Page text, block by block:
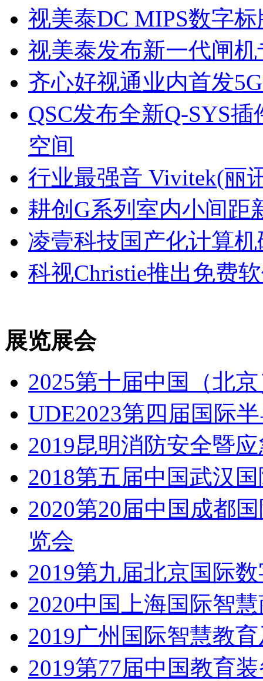
视美泰DC MIPS数字
视美泰发布新一代闸
齐心好视通业内首发
QSC发布全新Q-SYS
空间
行业最强音 Vivitek(丽
耕创G系列室内小间距
凌壹科技国产化计算
科视Christie推出免费
展览展会
2025第十届中国（北
UDE2023第四届国际
2019昆明消防安全暨
2018第五届中国武汉
2020第20届中国成都
览会
2019第九届北京国际
2020中国上海国际智
2019广州国际智慧教
2019第77届中国教育